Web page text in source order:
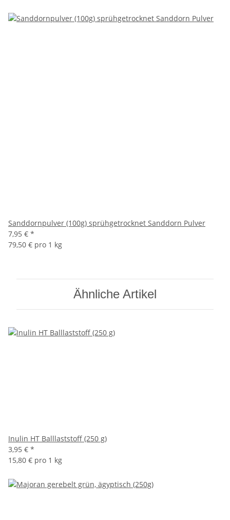
Sanddornpulver (100g) sprühgetrocknet Sanddorn Pulver
7,95 € *
79,50 € pro 1 kg
Ähnliche Artikel
Inulin HT Balllaststoff (250 g)
3,95 € *
15,80 € pro 1 kg